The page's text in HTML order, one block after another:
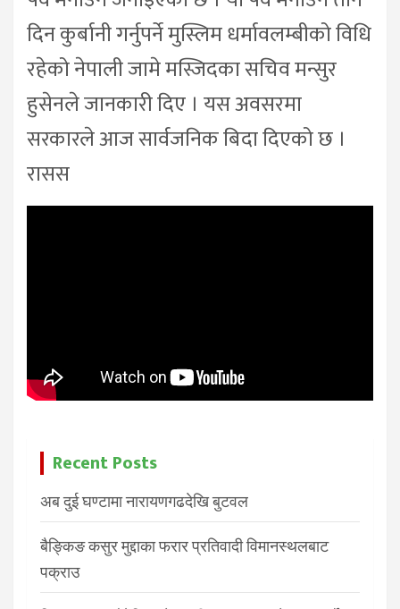
दिन कुर्बानी गर्नुपर्ने मुस्लिम धर्मावलम्बीको विधि
रहेको नेपाली जामे मस्जिदका सचिव मन्सुर
हुसेनले जानकारी दिए । यस अवसरमा
सरकारले आज सार्वजनिक बिदा दिएको छ ।
रासस
Recent Posts
अब दुई घण्टामा नारायणगढदेखि बुटवल
बैङ्किङ कसुर मुद्दाका फरार प्रतिवादी विमानस्थलबाट
पक्राउ